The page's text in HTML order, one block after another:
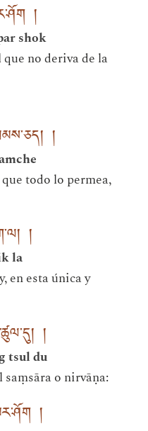
།
shok
no deriva de la
།
todo lo permea,
།
la
en esta única y
།
tsul du
o nirvāṇa:
།